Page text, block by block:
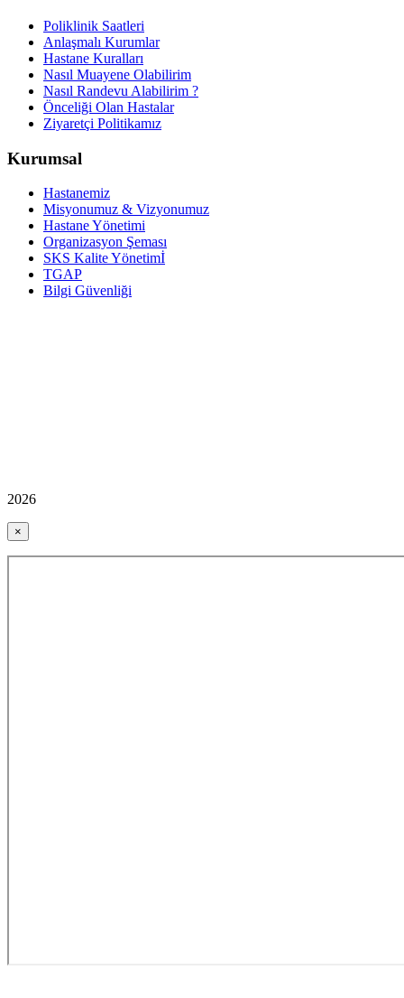
Poliklinik Saatleri
Anlaşmalı Kurumlar
Hastane Kuralları
Nasıl Muayene Olabilirim
Nasıl Randevu Alabilirim ?
Önceliği Olan Hastalar
Ziyaretçi Politikamız
Kurumsal
Hastanemiz
Misyonumuz & Vizyonumuz
Hastane Yönetimi
Organizasyon Şeması
SKS Kalite Yönetimİ
TGAP
Bilgi Güvenliği
2026
×